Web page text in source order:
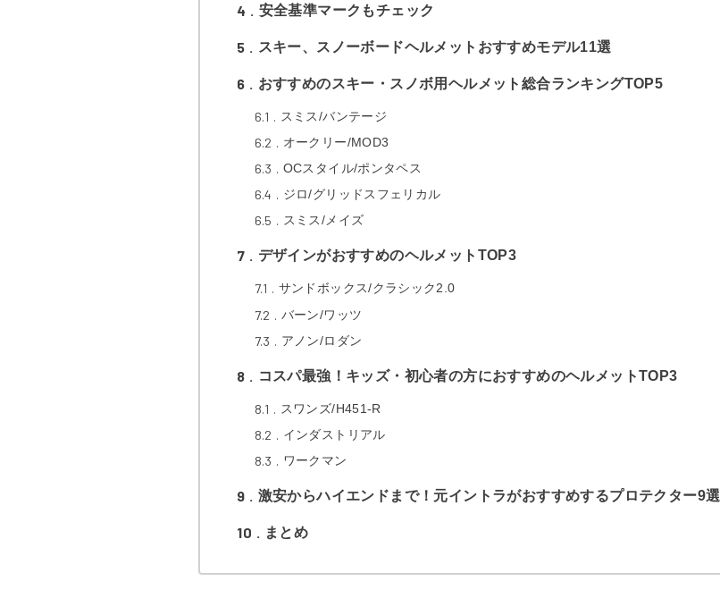
4 安全基準マークもチェック
5 スキー、スノーボードヘルメットおすすめモデル11選
6 おすすめのスキー・スノボ用ヘルメット総合ランキングTOP5
6.1 スミス/バンテージ
6.2 オークリー/MOD3
6.3 OCスタイル/ポンタペス
6.4 ジロ/グリッドスフェリカル
6.5 スミス/メイズ
7 デザインがおすすめのヘルメットTOP3
7.1 サンドボックス/クラシック2.0
7.2 バーン/ワッツ
7.3 アノン/ロダン
8 コスパ最強！キッズ・初心者の方におすすめのヘルメットTOP3
8.1 スワンズ/H451-R
8.2 インダストリアル
8.3 ワークマン
9 激安からハイエンドまで！元イントラがおすすめするプロテクター9選
10 まとめ